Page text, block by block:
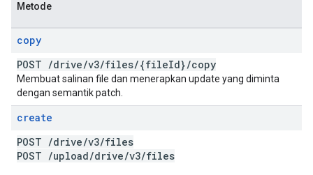
Metode
copy
POST /drive/v3/files/{fileId}/copy
Membuat salinan file dan menerapkan update yang diminta
dengan semantik patch.
create
POST /drive/v3/files
POST /upload/drive/v3/files